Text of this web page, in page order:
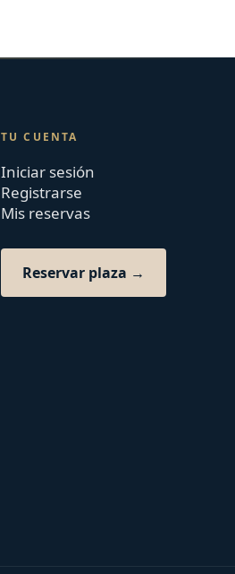
TU CUENTA
Iniciar sesión
Registrarse
Mis reservas
Reservar plaza →